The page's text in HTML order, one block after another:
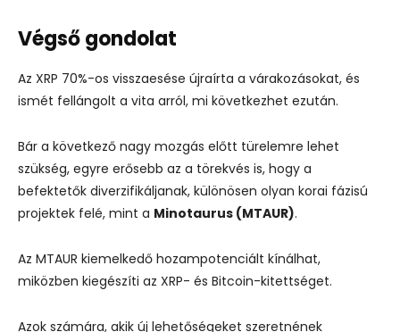
Végső gondolat
Az XRP 70%-os visszaesése újraírta a várakozásokat, és
ismét fellángolt a vita arról, mi következhet ezután.
Bár a következő nagy mozgás előtt türelemre lehet
szükség, egyre erősebb az a törekvés is, hogy a
befektetők diverzifikáljanak, különösen olyan korai fázisú
projektek felé, mint a Minotaurus (MTAUR).
Az MTAUR kiemelkedő hozampotenciált kínálhat,
miközben kiegészíti az XRP- és Bitcoin-kitettséget.
Azok számára, akik új lehetőségeket szeretnének